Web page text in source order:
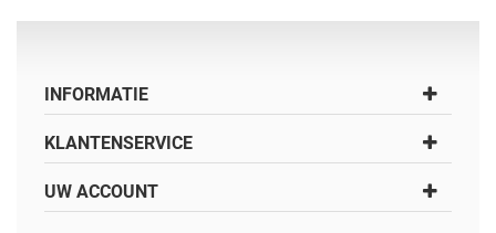
INFORMATIE
KLANTENSERVICE
UW ACCOUNT